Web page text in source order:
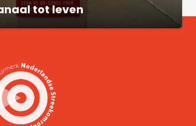
tot leven